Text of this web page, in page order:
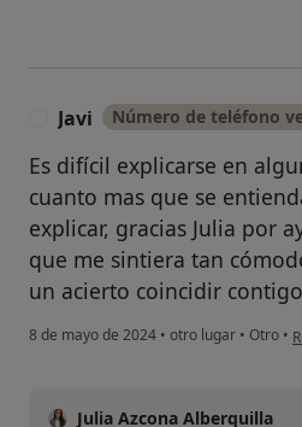
Javi Número de teléfono
Es difícil explicarse en
cuanto mas que se
explicar, gracias Julia por
que me sintiera tan
un acierto coincidir
8 de mayo de 2024 • otro lugar • Otro •
Julia Azcona Alberquilla